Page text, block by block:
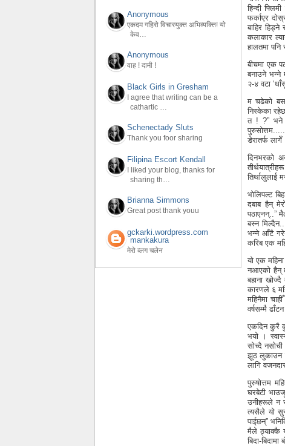
Anonymous
एकदम गहिरो विचारयुक्त अभिव्यक्ति! यो
केव…
Anonymous
वाह ! दामी !
Black Girls in Gresham
I agree that writing can be a
cathartic …
Schenectady Sluts
Thank you foor sharing
Filipina Escort Kendall
I liked your blog, thanks for
sharing th…
Brianna Simmons
Great post thank youu
gckarki.wordpress.com
mankakura
मेरो व्लग चलेन
हिन्दी
फर्काएर
बाहिर
कलाकार
हालतमा
बीचमा एक
बनाउने भन्ने
२-४ वटा
म चढेको
निस्केका
त ! ?” भने
डेरातर्फ लागेँ
दिनभरको
तिर्थालुलाई
भोलिपल्ट
दबाब हैन्
पठाएनन्..”
बस्न
भन्ने आँटै
करिब एक
यो एक
नआएको हैन्
बहाना
कारणले ६
महिनैमा
वर्षसम्मै
एकदिन कुरै
भयो ।
सोच्दै
झूठ लुकाउन
लागि
पुरुषोत्तम
घरबेटी
उनीहरूले न
त्यसैले यो
पाईछन्”
मैले ठ्याक्कै
बिदा-